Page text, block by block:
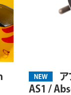
NEW
ア
AS1 /